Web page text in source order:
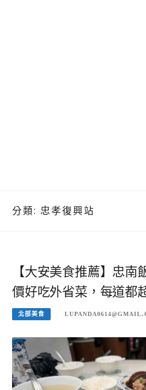
分類: 忠孝復興站
【大安美食推薦】忠南
價好吃外省菜，每道都
北部美食